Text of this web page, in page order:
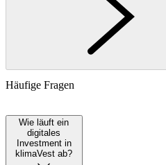
Häufige Fragen
Wie läuft ein
digitales
Investment in
klimaVest ab?